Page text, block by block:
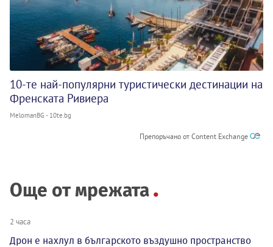
10-те най-популярни туристически дестинации на
Френската Ривиера
MelomanBG - 10te.bg
Препоръчано от Content Exchange
Още от мрежата
2 часа
Дрон е нахлул в българското въздушно пространство